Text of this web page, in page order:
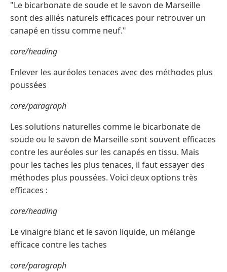
"Le bicarbonate de soude et le savon de Marseille
sont des alliés naturels efficaces pour retrouver un
canapé en tissu comme neuf."
core/heading
Enlever les auréoles tenaces avec des méthodes plus
poussées
core/paragraph
Les solutions naturelles comme le bicarbonate de
soude ou le savon de Marseille sont souvent efficaces
contre les auréoles sur les canapés en tissu. Mais
pour les taches les plus tenaces, il faut essayer des
méthodes plus poussées. Voici deux options très
efficaces :
core/heading
Le vinaigre blanc et le savon liquide, un mélange
efficace contre les taches
core/paragraph